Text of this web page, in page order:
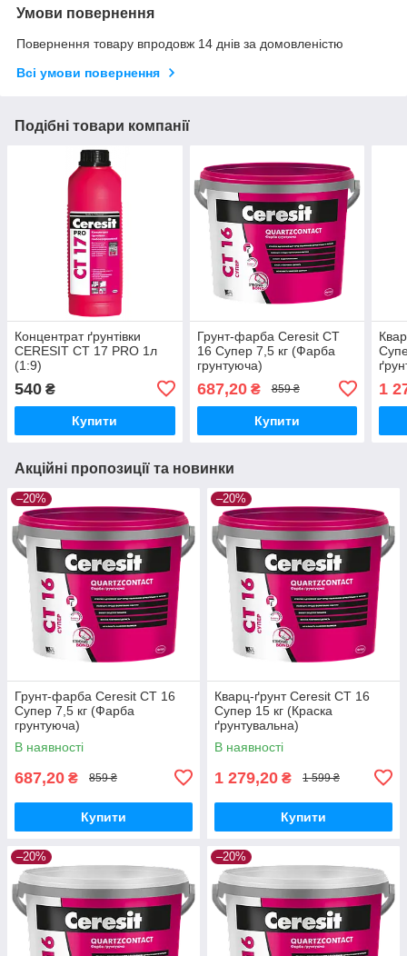
Умови повернення
Повернення товару впродовж 14 днів за домовленістю
Всі умови повернення
Подібні товари компанії
Концентрат ґрунтівки
CERESIT CT 17 PRO 1л
(1:9)
540 ₴
Купити
Грунт-фарба Ceresit CT
16 Супер 7,5 кг (Фарба
грунтуюча)
687,20₴ 859 ₴
Купити
1
Акційні пропозиції та новинки
–20%
Грунт-фарба Ceresit CT 16
Супер 7,5 кг (Фарба
грунтуюча)
В наявності
687,20 ₴ 859 ₴
Купити
–20%
Кварц-ґрунт Ceresit CT 16
Супер 15 кг (Краска
ґрунтувальна)
В наявності
1 279,20 ₴ 1 599 ₴
Купити
–20% –20%